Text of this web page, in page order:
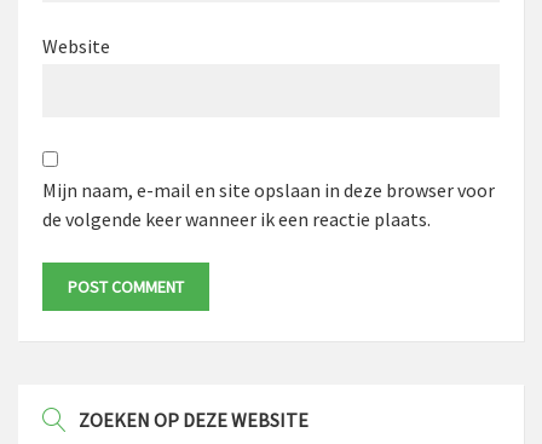
Website
Mijn naam, e-mail en site opslaan in deze browser voor
de volgende keer wanneer ik een reactie plaats.
ZOEKEN OP DEZE WEBSITE